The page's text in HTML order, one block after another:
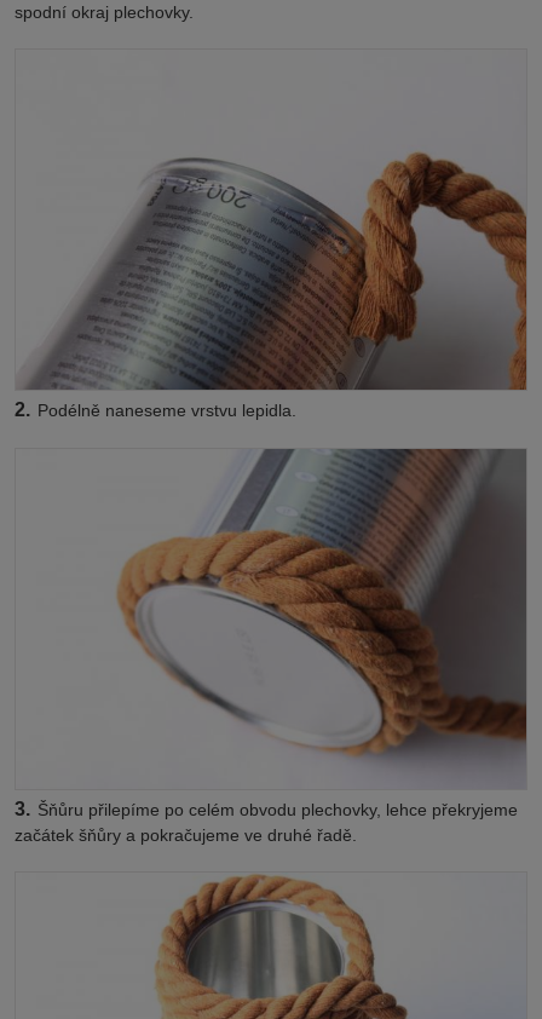
spodní okraj plechovky.
2. Podélně naneseme vrstvu lepidla.
3. Šňůru přilepíme po celém obvodu plechovky, lehce překryjeme
začátek šňůry a pokračujeme ve druhé řadě.